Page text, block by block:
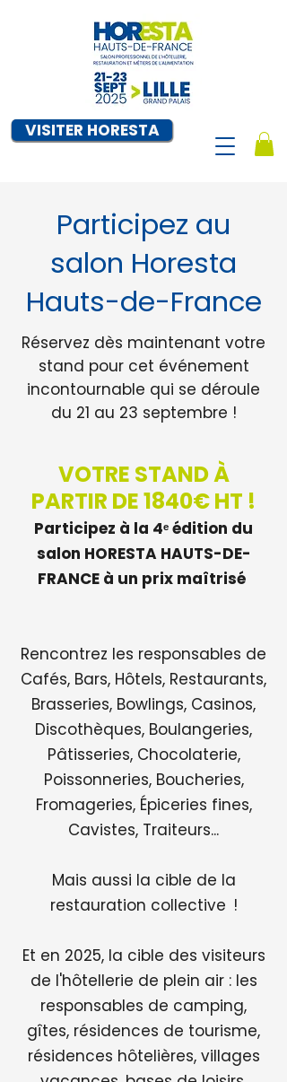
VISITER HORESTA
Participez au
salon Horesta
Hauts-de-France
Réservez dès maintenant votre
stand pour cet événement
incontournable qui se déroule
du 21 au 23 septembre !
VOTRE STAND À
PARTIR DE 1840€ HT !
Participez à la 4ᵉ édition du
salon HORESTA HAUTS-DE-
FRANCE à un prix maîtrisé
Rencontrez les responsables de
Cafés, Bars, Hôtels, Restaurants,
Brasseries, Bowlings, Casinos,
Discothèques, Boulangeries,
Pâtisseries, Chocolaterie,
Poissonneries, Boucheries,
Fromageries, Épiceries fines,
Cavistes, Traiteurs...
Mais aussi la cible de la
restauration collective !
Et en 2025, la cible des visiteurs
de l'hôtellerie de plein air : les
responsables de camping,
gîtes, résidences de tourisme,
résidences hôtelières, villages